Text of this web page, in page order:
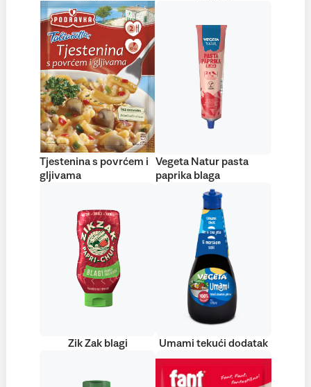
Tjestenina s povrćem i
gljivama
Vegeta Natur pasta
paprika blaga
Zik Zak blagi Umami tekući dodatak